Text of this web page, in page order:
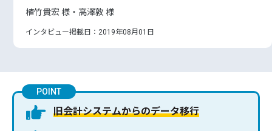
植竹貴宏 様・高澤敦 様
インタビュー掲載日：2019年08月01日
POINT
旧会計システムからのデータ移行